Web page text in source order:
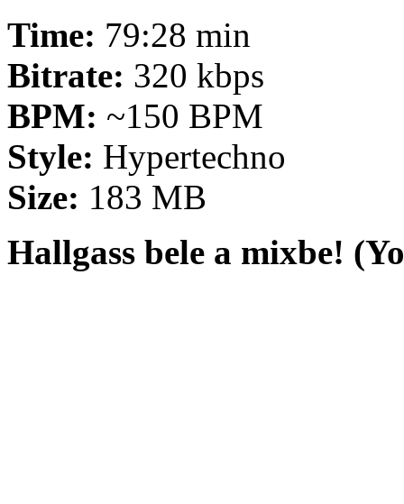
Time: 79:28 min
Bitrate: 320 kbps
BPM: ~150 BPM
Style: Hypertechno
Size: 183 MB
Hallgass bele a mixbe!